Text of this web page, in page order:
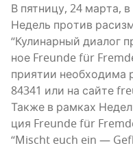
В пят­ни­цу, 24 мар­та,
Недель про­тив
“Кули­нар­ный диа­лог
ное Freunde für
при­я­тии необ­хо­ди­ма
84341 или на сай­те
Так­же в рам­ках
ция Freunde für
“Mischt euch ein —